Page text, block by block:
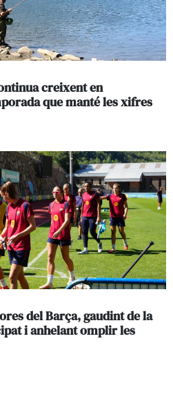
creixent en
que manté les xifres
del Barça, gaudint de la
i anhelant omplir les